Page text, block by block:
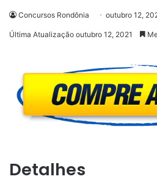
Concursos Rondônia outubro 12,
Última Atualização outubro 12, 2021
Detalhes